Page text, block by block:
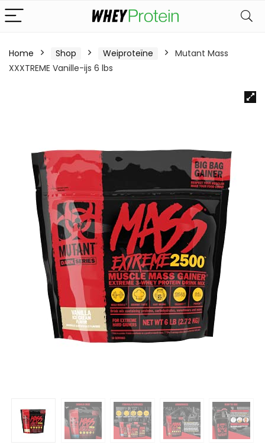
Home Shop Weiproteïne
Mutant Mass
XXXTREME Vanille-ijs 6 lbs